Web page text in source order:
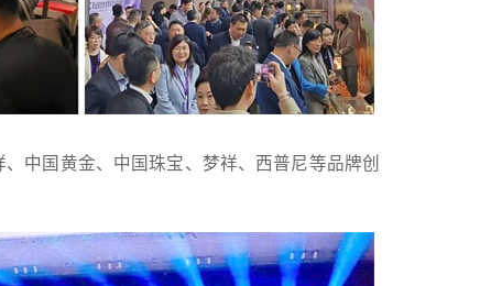
中国黄金、中国珠宝、梦祥、西普尼等品牌创